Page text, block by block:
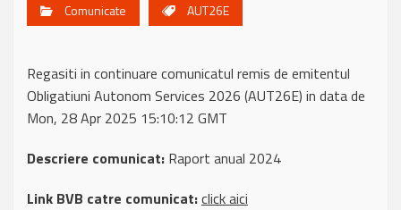
Comunicate AUT26E
Regasiti in continuare comunicatul remis de emitentul
Obligatiuni Autonom Services 2026 (AUT26E) in data de
Mon, 28 Apr 2025 15:10:12 GMT
Descriere comunicat: Raport anual 2024
Link BVB catre comunicat:click aici